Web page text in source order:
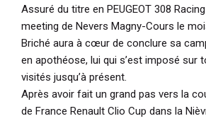
Assuré du titre en PEUGEOT 308
meeting de Nevers Magny-Cours le
Briché aura à cœur de conclure sa
en apothéose, lui qui s’est imposé sur
visités jusqu’à présent.
Après avoir fait un grand pas vers la
de France Renault Clio Cup dans la